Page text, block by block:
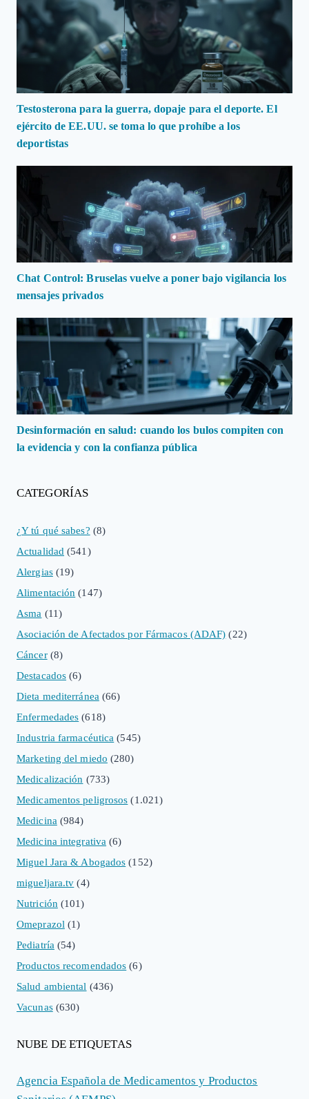
Testosterona para la guerra, dopaje para el deporte. El
ejército de EE.UU. se toma lo que prohíbe a los
deportistas
Chat Control: Bruselas vuelve a poner bajo vigilancia los
mensajes privados
Desinformación en salud: cuando los bulos compiten con
la evidencia y con la confianza pública
CATEGORÍAS
¿Y tú qué sabes? (8)
Actualidad (541)
Alergias(19)
Alimentación (147)
Asma (11)
Asociación de Afectados por Fármacos (ADAF) (22)
Cáncer(8)
Destacados (6)
Dieta mediterránea (66)
Enfermedades (618)
Industria farmacéutica (545)
Marketing del miedo (280)
Medicalización (733)
Medicamentos peligrosos (1.021)
Medicina (984)
Medicina integrativa (6)
Miguel Jara & Abogados (152)
migueljara.tv (4)
Nutrición (101)
Omeprazol (1)
Pediatría (54)
Productos recomendados (6)
Salud ambiental (436)
Vacunas(630)
NUBE DE ETIQUETAS
Agencia Española de Medicamentos y Productos